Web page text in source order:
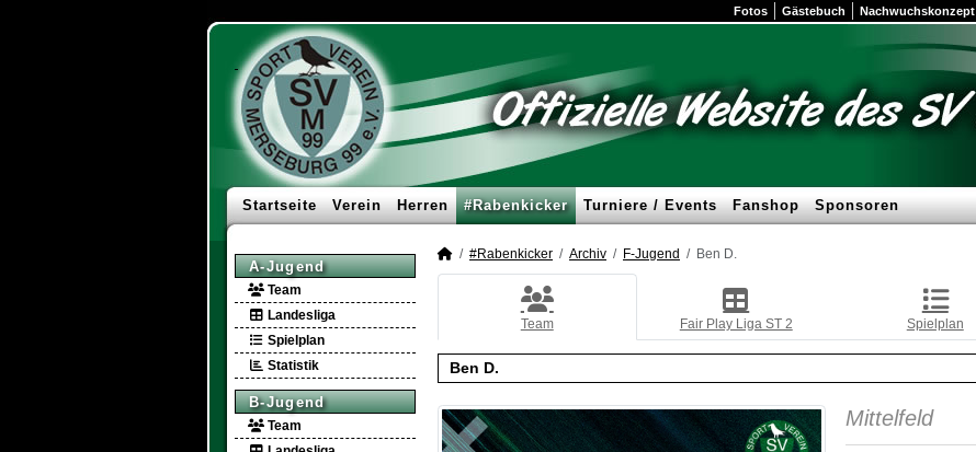
Fotos Gästebuch Nachwuchskonzept
Startseite Verein Herren #Rabenkicker Turniere / Events Fanshop Sponsoren
A-Jugend
Team
Landesliga
Spielplan
Statistik
B-Jugend
Team
#Rabenkicker Archiv F-Jugend Ben D.
Team Fair Play Liga ST 2 Spielplan
Ben D.
Mittelfeld